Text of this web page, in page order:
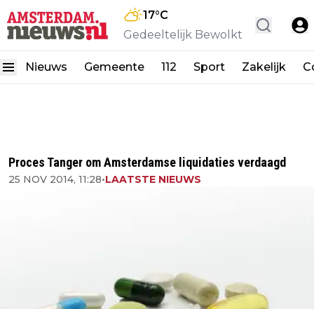
17°C
Gedeeltelijk Bewolkt
Nieuws Gemeente 112 Sport Zakelijk
Proces Tanger om Amsterdamse liquidaties verdaagd
25 NOV 2014, 11:28•LAATSTE NIEUWS